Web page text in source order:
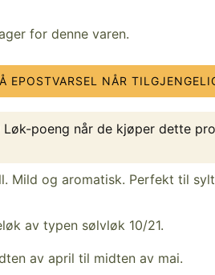
for denne varen.
EPOSTVARSEL NÅR
Løk-poeng når de kjøper dette
Mild og aromatisk. Perfekt til
av typen sølvløk 10/21.
av april til midten av mai.